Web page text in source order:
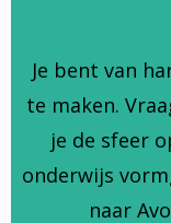
Je bent van
te maken.
je de sfeer
onderwijs
naar